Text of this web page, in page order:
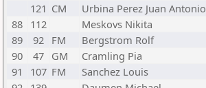
121 CM Urbina Perez Juan Antonio
88 112 Meskovs Nikita
89
92 FM Bergstrom Rolf
90
47 GM Cramling Pia
91
107 FM Sanchez Louis